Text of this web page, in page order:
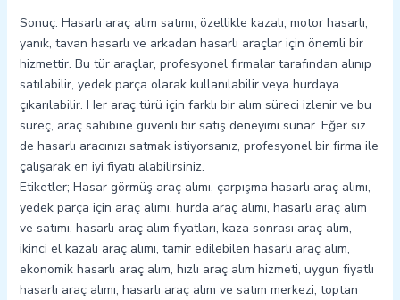
Sonuç: Hasarlı araç alım satımı, özellikle kazalı, motor hasarlı,
yanık, tavan hasarlı ve arkadan hasarlı araçlar için önemli bir
hizmettir. Bu tür araçlar, profesyonel firmalar tarafından alınıp
satılabilir, yedek parça olarak kullanılabilir veya hurdaya
çıkarılabilir. Her araç türü için farklı bir alım süreci izlenir ve bu
süreç, araç sahibine güvenli bir satış deneyimi sunar. Eğer siz
de hasarlı aracınızı satmak istiyorsanız, profesyonel bir firma ile
çalışarak en iyi fiyatı alabilirsiniz.
Etiketler; Hasar görmüş araç alımı, çarpışma hasarlı araç alımı,
yedek parça için araç alımı, hurda araç alımı, hasarlı araç alım
ve satımı, hasarlı araç alım fiyatları, kaza sonrası araç alım,
ikinci el kazalı araç alımı, tamir edilebilen hasarlı araç alım,
ekonomik hasarlı araç alım, hızlı araç alım hizmeti, uygun fiyatlı
hasarlı araç alımı, hasarlı araç alım ve satım merkezi, toptan